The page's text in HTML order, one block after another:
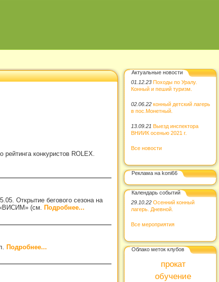
конкуристов ROLEX.
бегового сезона на
«ВИСИМ» (см. Подробнее...
Подробнее...
Актуальные новости
01.12.23 Походы по Уралу.
Конный и пеший туризм.
02.06.22 конный детский лагерь
в пос.Монетный.
13.09.21 Выезд инспектора
ВНИИК осенью 2021 г.
Все новости
Реклама на koni66
Календарь событий
29.10.22 Осенний конный
лагерь. Дневной.
Все мероприятия
Облако меток клубов
прокат
обучение